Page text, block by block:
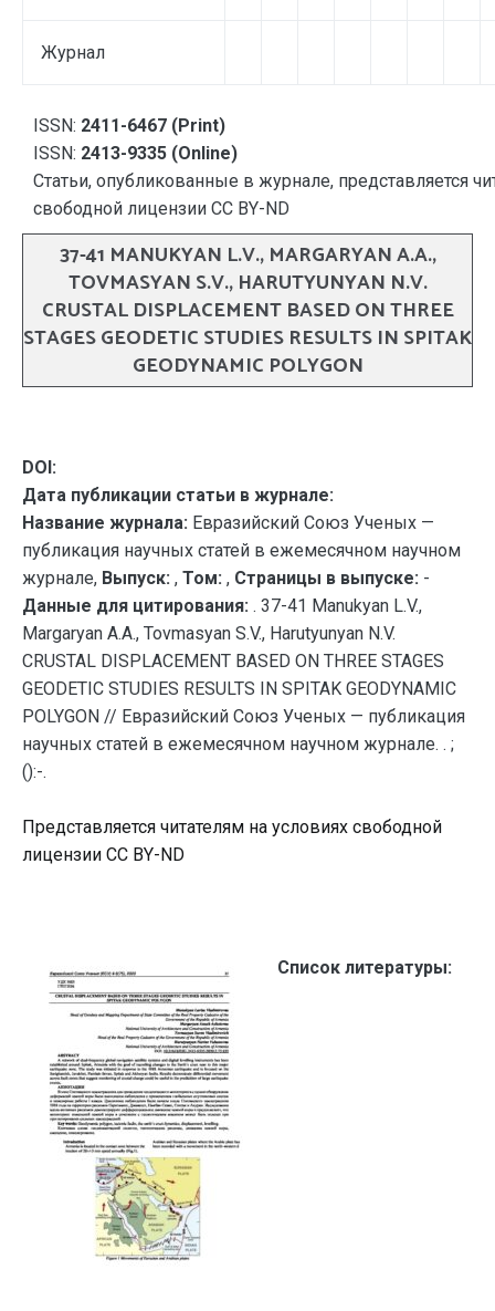
Журнал
ISSN: 2411-6467 (Print)
ISSN: 2413-9335 (Online)
Статьи, опубликованные в журнале, представляется
свободной лицензии CC BY-ND
37-41 MANUKYAN L.V., MARGARYAN A.A.,
TOVMASYAN S.V., HARUTYUNYAN N.V.
CRUSTAL DISPLACEMENT BASED ON THREE
STAGES GEODETIC STUDIES RESULTS IN SPITAK
GEODYNAMIC POLYGON
DOI:
Дата публикации статьи в журнале:
Название журнала: Евразийский Союз Ученых —
публикация научных статей в ежемесячном научном
журнале, Выпуск: , Том: , Страницы в выпуске: -
Данные для цитирования: . 37-41 Manukyan L.V.,
Margaryan A.A., Tovmasyan S.V., Harutyunyan N.V.
CRUSTAL DISPLACEMENT BASED ON THREE STAGES
GEODETIC STUDIES RESULTS IN SPITAK GEODYNAMIC
POLYGON // Евразийский Союз Ученых — публикация
научных статей в ежемесячном научном журнале. . ;
():-.
Представляется читателям на условиях свободной
лицензии CC BY-ND
Список литературы: